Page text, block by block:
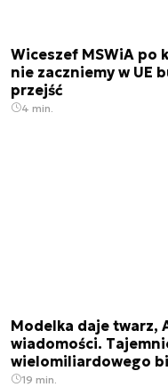
Wiceszef MSWiA po
nie zaczniemy w UE
przejść
4 min.
Modelka daje twarz,
wiadomości.
wielomiliardowego
19 min.